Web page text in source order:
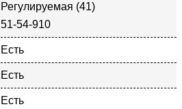
Регулируемая (41)
51-54-910
Есть
Есть
Есть